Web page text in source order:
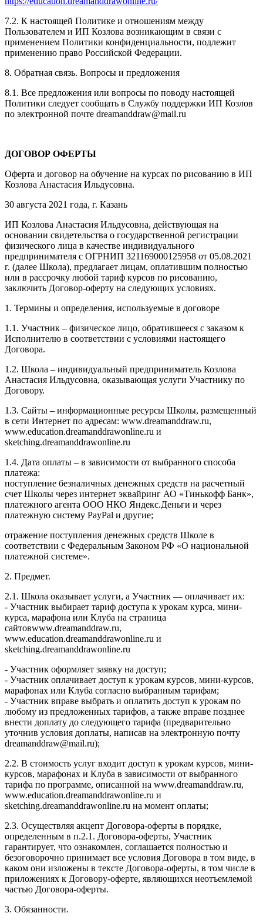
7.2. К настоящей Политике и отношениям между
Пользователем и ИП Козлова возникающим в связи с
применением Политики конфиденциальности, подлежит
применению право Российской Федерации.
8. Обратная связь. Вопросы и предложения
8.1. Все предложения или вопросы по поводу настоящей
Политики следует сообщать в Службу поддержки ИП Козлов
по электронной почте dreamanddraw@mail.ru
ДОГОВОР ОФЕРТЫ
Оферта и договор на обучение на курсах по рисованию в ИП
Козлова Анастасия Ильдусовна.
30 августа 2021 года, г. Казань
ИП Козлова Анастасия Ильдусовна, действующая на
основании свидетельства о государственной регистрации
физического лица в качестве индивидуального
предпринимателя с ОГРНИП 321169000125958 от 05.08.2021
г. (далее Школа), предлагает лицам, оплатившим полностью
или в рассрочку любой тариф курсов по рисованию,
заключить Договор-оферту на следующих условиях.
1. Термины и определения, используемые в договоре
1.1. Участник – физическое лицо, обратившееся с заказом к
Исполнителю в соответствии с условиями настоящего
Договора.
1.2. Школа – индивидуальный предприниматель Козлова
Анастасия Ильдусовна, оказывающая услуги Участнику по
Договору.
1.3. Сайты – информационные ресурсы Школы, размещенный
в сети Интернет по адресам: www.dreamanddraw.ru,
www.education.dreamanddrawonline.ru и
sketching.dreamanddrawonline.ru
1.4. Дата оплаты – в зависимости от выбранного способа
платежа:
поступление безналичных денежных средств на расчетный
счет Школы через интернет эквайринг АО «Тинькофф Банк»,
платежного агента ООО НКО Яндекс.Деньги и через
платежную систему PayPal и другие;
отражение поступления денежных средств Школе в
соответствии с Федеральным Законом РФ «О национальной
платежной системе».
2. Предмет.
2.1. Школа оказывает услуги, а Участник — оплачивает их:
- Участник выбирает тариф доступа к урокам курса, мини-
курса, марафона или Клуба на страница
сайтовwww.dreamanddraw.ru,
www.education.dreamanddrawonline.ru и
sketching.dreamanddrawonline.ru
- Участник оформляет заявку на доступ;
- Участник оплачивает доступ к урокам курсов, мини-курсов,
марафонах или Клуба согласно выбранным тарифам;
- Участник вправе выбрать и оплатить доступ к урокам по
любому из предложенных тарифов, а также вправе позднее
внести доплату до следующего тарифа (предварительно
уточнив условия доплаты, написав на электронную почту
dreamanddraw@mail.ru);
2.2. В стоимость услуг входит доступ к урокам курсов, мини-
курсов, марафонах и Клуба в зависимости от выбранного
тарифа по программе, описанной на www.dreamanddraw.ru,
www.education.dreamanddrawonline.ru и
sketching.dreamanddrawonline.ru на момент оплаты;
2.3. Осуществляя акцепт Договора-оферты в порядке,
определенным в п.2.1. Договора-оферты, Участник
гарантирует, что ознакомлен, соглашается полностью и
безоговорочно принимает все условия Договора в том виде, в
каком они изложены в тексте Договора-оферты, в том числе в
приложениях к Договору-оферте, являющихся неотъемлемой
частью Договора-оферты.
3. Обязанности.